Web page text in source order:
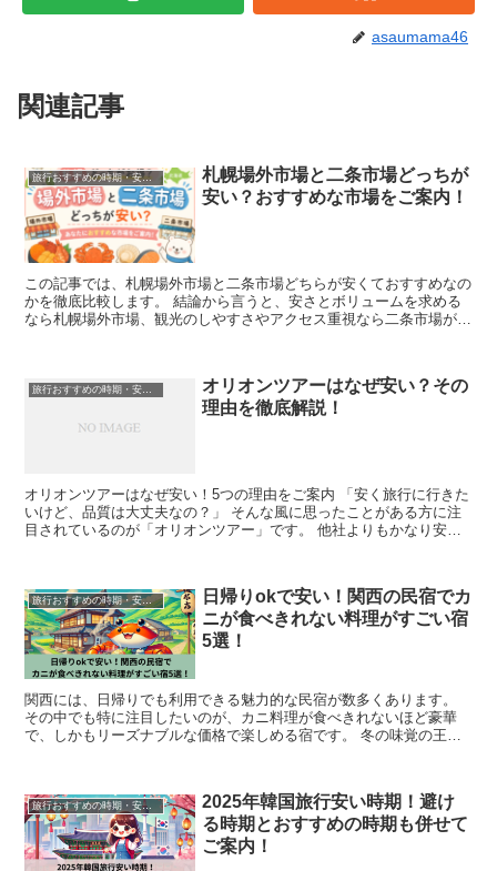
asaumama46
関連記事
旅行おすすめの時期・安い時期
札幌場外市場と二条市場どっちが
安い？おすすめな市場をご案内！
この記事では、札幌場外市場と二条市場どちらが安くておすすめなの
かを徹底比較します。 結論から言うと、安さとボリュームを求める
なら札幌場外市場、観光のしやすさやアクセス重視なら二条市場がお
旅行おすすめの時期・安い時期
オリオンツアーはなぜ安い？その
理由を徹底解説！
オリオンツアーはなぜ安い！5つの理由をご案内 「安く旅行に行きた
いけど、品質は大丈夫なの？」 そんな風に思ったことがある方に注
目されているのが「オリオンツアー」です。 他社よりもかなり安く
旅行おすすめの時期・安い時期
日帰りokで安い！関西の民宿でカ
ニが食べきれない料理がすごい宿
5選！
関西には、日帰りでも利用できる魅力的な民宿が数多くあります。
その中でも特に注目したいのが、カニ料理が食べきれないほど豪華
で、しかもリーズナブルな価格で楽しめる宿です。 冬の味覚の王
旅行おすすめの時期・安い時期
2025年韓国旅行安い時期！避け
る時期とおすすめの時期も併せて
ご案内！